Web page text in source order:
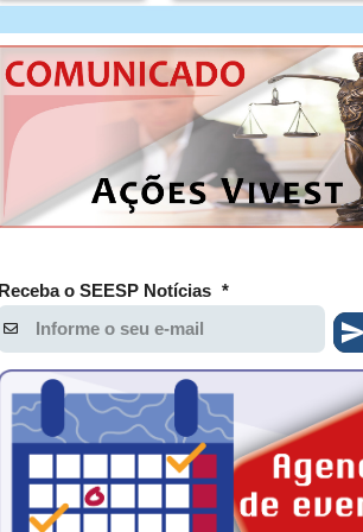
o SEESP Notícias *